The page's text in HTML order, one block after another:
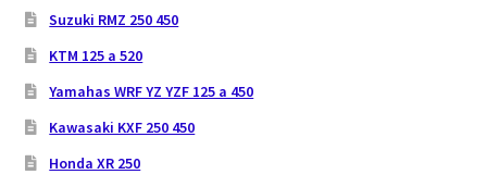
Suzuki RMZ 250 450
KTM 125 a 520
Yamahas WRF YZ YZF 125 a 450
Kawasaki KXF 250 450
Honda XR 250